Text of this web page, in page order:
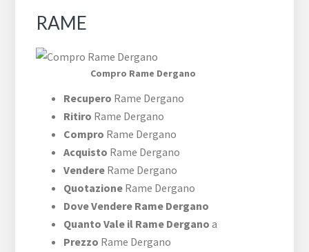
RAME
Compro Rame Dergano
Recupero Rame Dergano
Ritiro Rame Dergano
Compro Rame Dergano
Acquisto Rame Dergano
Vendere Rame Dergano
Quotazione Rame Dergano
Dove Vendere Rame Dergano
Quanto Vale il Rame Dergano a
Prezzo Rame Dergano